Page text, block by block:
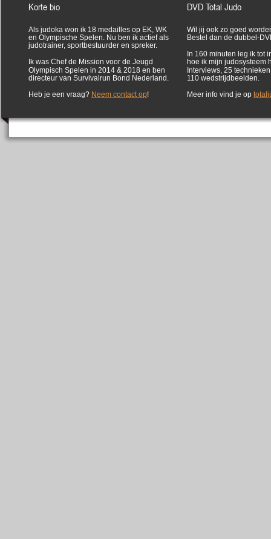
Korte bio
Als judoka won ik 18 medailles op EK, WK
en Olympische Spelen. Nu ben ik actief als
judotrainer, sportbestuurder en spreker.
Ik was Chef de Mission voor de Jeugd
Olympisch Spelen in 2014 & 2018 en ben
directeur van Survivalrun Bond Nederland.
Heb je een vraag? Neem contact op!
DVD Total Judo
Wil jij ook zo goed
Bestel dan de dubbel-
In 160 minuten leg ik tot
hoe ik mijn judosysteem
Interviews, 25
110 wedstrijdbeelden.
Meer info vind je op